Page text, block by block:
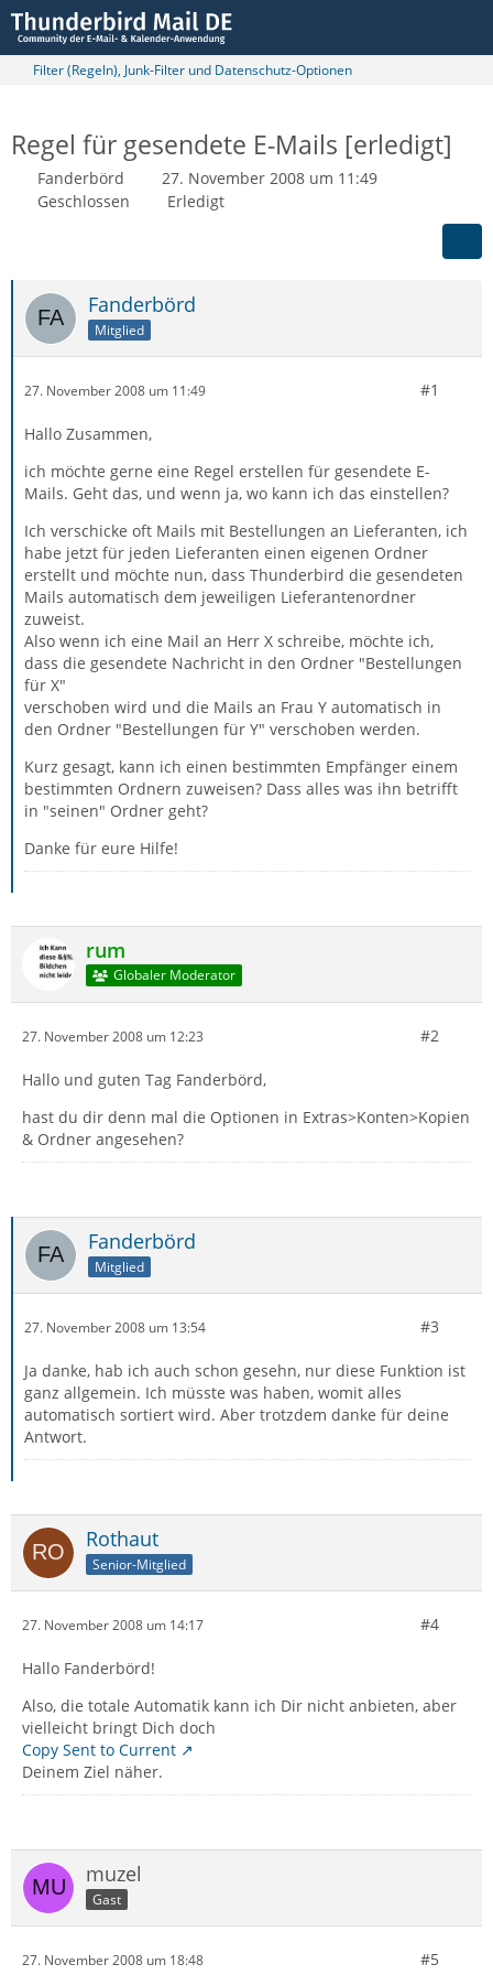
Filter (Regeln), Junk-Filter und Datenschutz-Optionen
Regel für gesendete E-Mails [erledigt]
Fanderbörd
27. November 2008 um 11:49
Geschlossen
Erledigt
Fanderbörd
Mitglied
27. November 2008 um 11:49 #1
Hallo Zusammen,
ich möchte gerne eine Regel erstellen für gesendete E-
Mails. Geht das, und wenn ja, wo kann ich das einstellen?
Ich verschicke oft Mails mit Bestellungen an Lieferanten, ich
habe jetzt für jeden Lieferanten einen eigenen Ordner
erstellt und möchte nun, dass Thunderbird die gesendeten
Mails automatisch dem jeweiligen Lieferantenordner
zuweist.
Also wenn ich eine Mail an Herr X schreibe, möchte ich,
dass die gesendete Nachricht in den Ordner "Bestellungen
für X"
verschoben wird und die Mails an Frau Y automatisch in
den Ordner "Bestellungen für Y" verschoben werden.
Kurz gesagt, kann ich einen bestimmten Empfänger einem
bestimmten Ordnern zuweisen? Dass alles was ihn betrifft
in "seinen" Ordner geht?
Danke für eure Hilfe!
rum
Globaler Moderator
27. November 2008 um 12:23 #2
Hallo und guten Tag Fanderbörd,
hast du dir denn mal die Optionen in Extras>Konten>Kopien
& Ordner angesehen?
Fanderbörd
Mitglied
27. November 2008 um 13:54 #3
Ja danke, hab ich auch schon gesehn, nur diese Funktion ist
ganz allgemein. Ich müsste was haben, womit alles
automatisch sortiert wird. Aber trotzdem danke für deine
Antwort.
Rothaut
Senior-Mitglied
27. November 2008 um 14:17 #4
Hallo Fanderbörd!
Also, die totale Automatik kann ich Dir nicht anbieten, aber
vielleicht bringt Dich doch
Copy Sent to Current
Deinem Ziel näher.
muzel
Gast
27. November 2008 um 18:48 #5